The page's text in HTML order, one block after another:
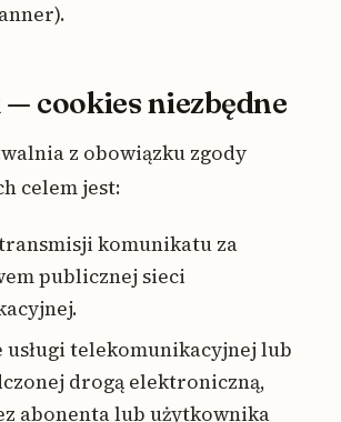
— cookies niezbędne
z obowiązku zgody
celem jest:
komunikatu za
publicznej sieci
usługi telekomunikacyjnej lub
drogą elektroniczną,
abonenta lub użytkownika